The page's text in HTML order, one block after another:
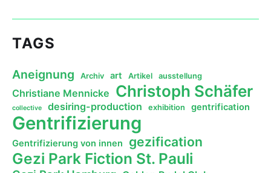
TAGS
Aneignung Archiv art Artikel ausstellung
Christiane Mennicke Christoph Schäfer
collective desiring-production exhibition gentrification
Gentrifizierung
Gentrifizierung von innen gezification
Gezi Park Fiction St. Pauli